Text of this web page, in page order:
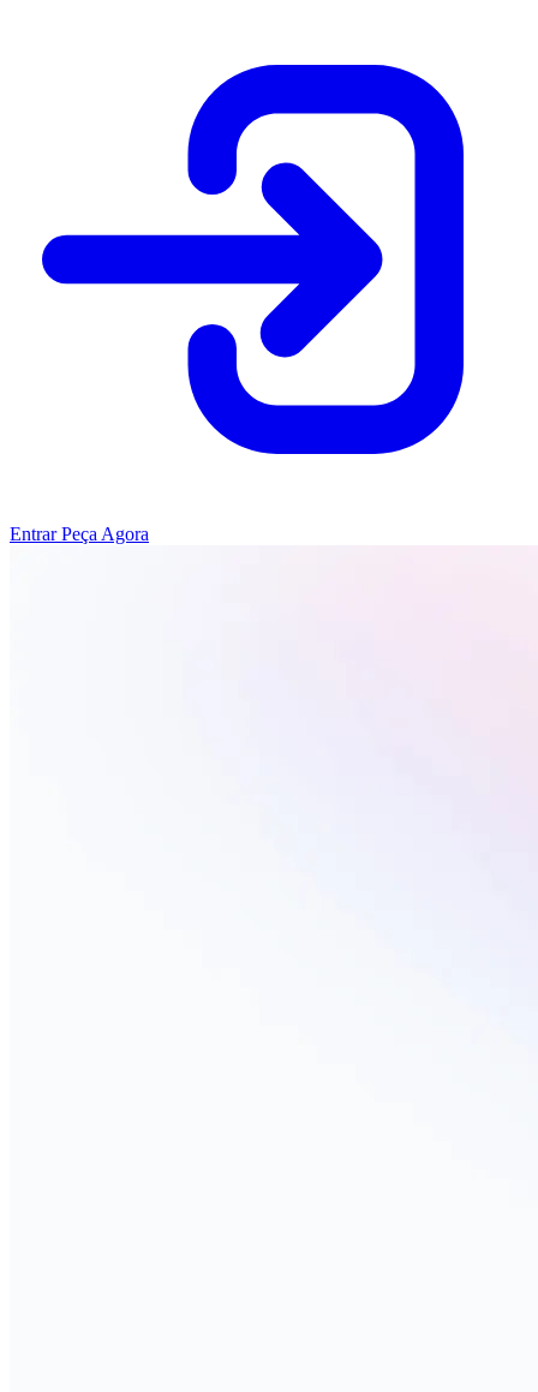
Entrar Peça Agora